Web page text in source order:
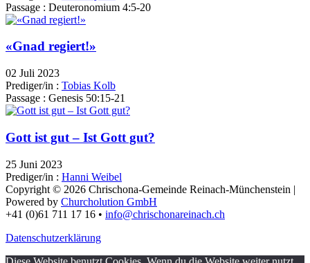
Passage : Deuteronomium 4:5-20
«Gnad regiert!»
02 Juli 2023
Prediger/in : Tobias Kolb
Passage : Genesis 50:15-21
Gott ist gut – Ist Gott gut?
25 Juni 2023
Prediger/in : Hanni Weibel
Copyright © 2026 Chrischona-Gemeinde Reinach-Münchenstein |
Powered by Churcholution GmbH
+41 (0)61 711 17 16 • info@chrischonareinach.ch
Datenschutzerklärung